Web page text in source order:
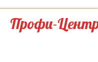
Профи-